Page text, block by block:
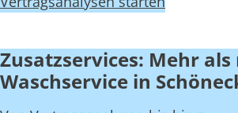
Zusatzservices: Mehr
Waschservice in